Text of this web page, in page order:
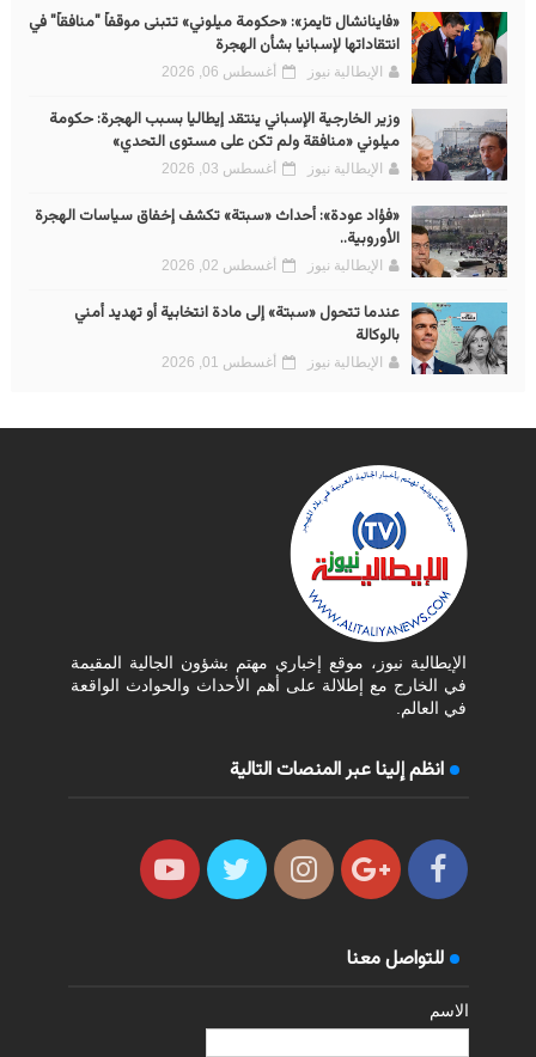
«فاينانشال تايمز»: «حكومة ميلوني» تتبنى موقفاً "منافقاً" في
انتقاداتها لإسبانيا بشأن الهجرة
الإيطالية نيوز أغسطس 06, 2026
وزير الخارجية الإسباني ينتقد إيطاليا بسبب الهجرة: حكومة
ميلوني «منافقة ولم تكن على مستوى التحدي»
الإيطالية نيوز أغسطس 03, 2026
«فؤاد عودة»: أحداث «سبتة» تكشف إخفاق سياسات الهجرة
الأوروبية..
الإيطالية نيوز أغسطس 02, 2026
عندما تتحول «سبتة» إلى مادة انتخابية أو تهديد أمني
بالوكالة
الإيطالية نيوز أغسطس 01, 2026
الإيطالية نيوز، موقع إخباري مهتم بشؤون الجالية المقيمة
في الخارج مع إطلالة على أهم الأحداث والحوادث الواقعة
في العالم.
انظم إلينا عبر المنصات التالية
للتواصل معنا
الاسم